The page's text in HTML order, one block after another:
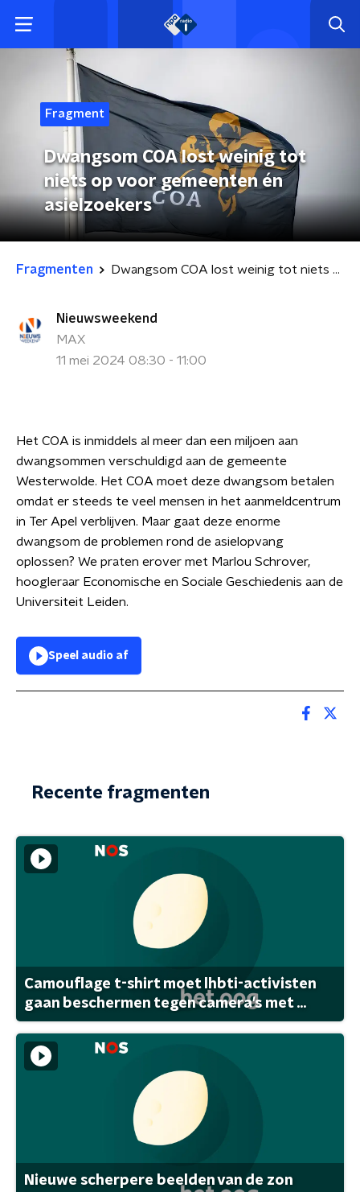
Fragment
Dwangsom COA lost weinig tot
niets op voor gemeenten én
asielzoekers
Fragmenten Dwangsom COA lost weinig tot niets op voor gemeenten én asielzoekers
Nieuwsweekend
MAX
11 mei 2024 08:30 - 11:00
Het COA is inmiddels al meer dan een miljoen aan
dwangsommen verschuldigd aan de gemeente
Westerwolde. Het COA moet deze dwangsom betalen
omdat er steeds te veel mensen in het aanmeldcentrum
in Ter Apel verblijven. Maar gaat deze enorme
dwangsom de problemen rond de asielopvang
oplossen? We praten erover met Marlou Schrover,
hoogleraar Economische en Sociale Geschiedenis aan de
Universiteit Leiden.
Speel audio af
Recente fragmenten
Camouflage t-shirt moet lhbti-activisten
gaan beschermen tegen camera's met ...
Nieuwe scherpere beelden van de zon